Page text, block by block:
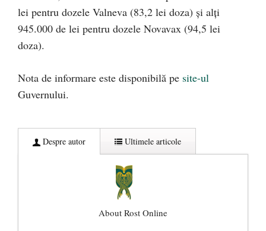
lei pentru dozele Valneva (83,2 lei doza) și alți
945.000 de lei pentru dozele Novavax (94,5 lei
doza).
Nota de informare este disponibilă pe site-ul
Guvernului.
Despre autor Ultimele articole
About Rost Online